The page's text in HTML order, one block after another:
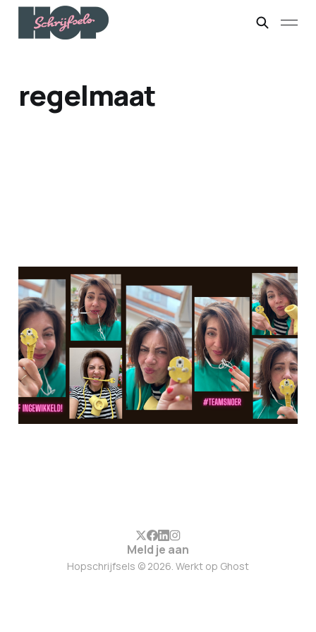
regelmaat
Minder minder minder
07 mei 20255 min leestijd Members
Meld je aan
Hopschrijfsels © 2026. Werkt op Ghost